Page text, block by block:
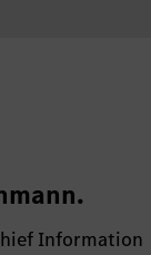
Information